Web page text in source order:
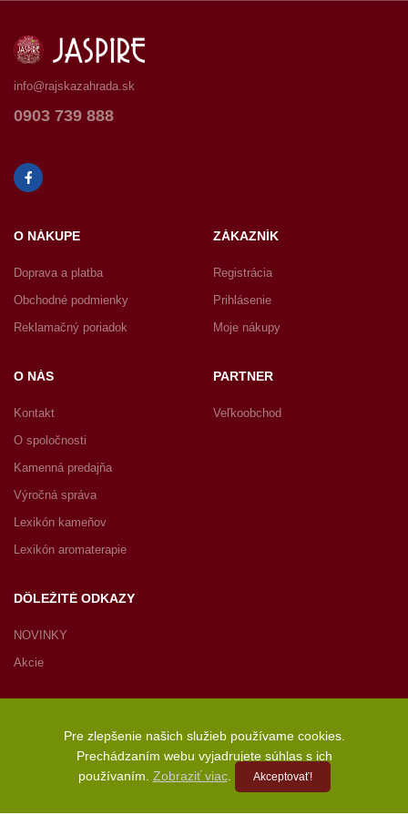
info@rajskazahrada.sk
0903 739 888
O NÁKUPE
Doprava a platba
Obchodné podmienky
Reklamačný poriadok
ZÁKAZNÍK
Registrácia
Prihlásenie
Moje nákupy
O NÁS
Kontakt
O spoločnosti
Kamenná predajňa
Výročná správa
Lexikón kameňov
Lexikón aromaterapie
PARTNER
Veľkoobchod
DÔLEŽITÉ ODKAZY
NOVINKY
Akcie
Copyright © 2022 JASPIRE s.r.o., Radničné námestie 1, 902 01
Pezinok, Slovenská republika – Všetky práva vyhradené
Pre zlepšenie našich služieb používame cookies.
Prechádzaním webu vyjadrujete súhlas s ich
používaním. Zobraziť viac. Akceptovať!